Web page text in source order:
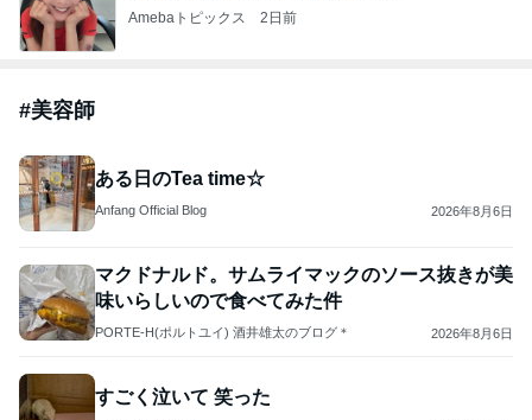
Amebaトピックス 2日前
#美容師
ある日のTea time☆
Anfang Official Blog 2026年8月6日
マクドナルド。サムライマックのソース抜きが美
味いらしいので食べてみた件
PORTE-H(ポルトユイ) 酒井雄太のブログ＊ 2026年8月6日
すごく泣いて 笑った